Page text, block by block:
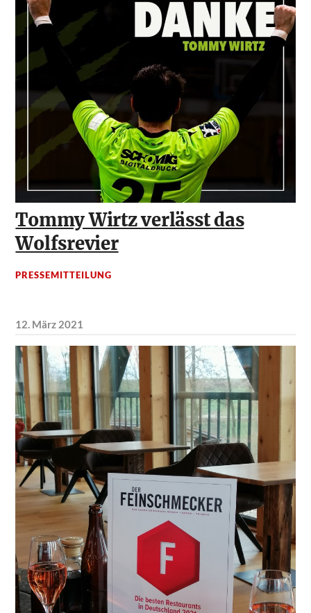
Tommy Wirtz verlässt das
Wolfsrevier
PRESSEMITTEILUNG
12. März 2021